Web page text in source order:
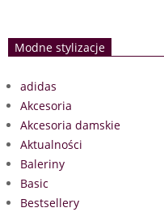
Modne stylizacje
adidas
Akcesoria
Akcesoria damskie
Aktualności
Baleriny
Basic
Bestsellery